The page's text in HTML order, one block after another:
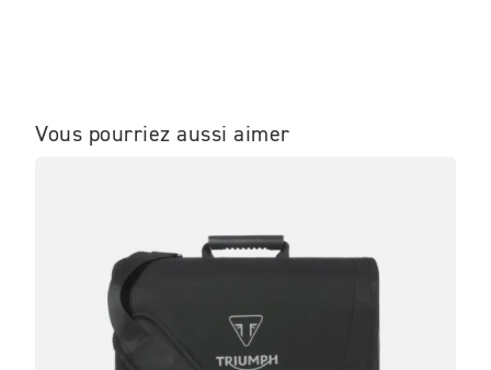
Vous pourriez aussi aimer